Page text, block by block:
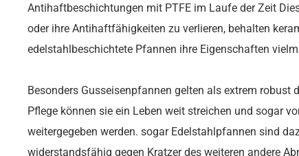
Antihaftbeschichtungen mit PTFE im Laufe der Zeit
oder ihre Antihaftfähigkeiten zu verlieren, behalten
edelstahlbeschichtete Pfannen ihre Eigenschaften
Besonders Gusseisenpfannen gelten als extrem robust
Pflege können sie ein Leben weit streichen und sogar
weitergegeben werden. sogar Edelstahlpfannen sind
widerstandsfähig gegen Kratzer des weiteren andere